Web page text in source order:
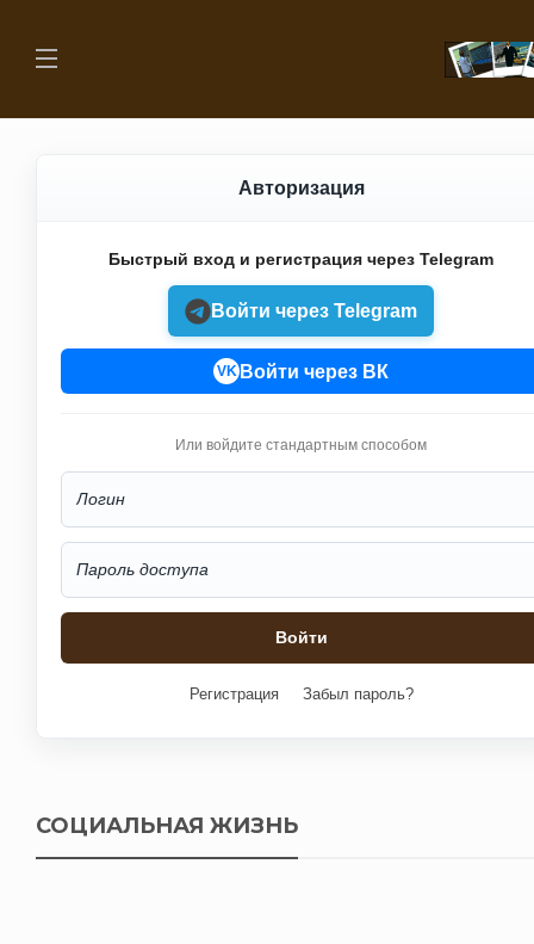
Авторизация
Быстрый вход и регистрация через Telegram
Войти через Telegram
VK Войти через ВК
Или войдите стандартным способом
Регистрация Забыл пароль?
СОЦИАЛЬНАЯ ЖИЗНЬ